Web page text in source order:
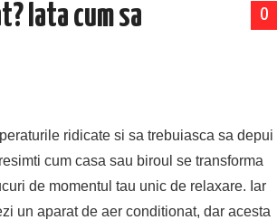
0
Iata cum sa
ridicate si sa trebuiasca sa depui
cum casa sau biroul se transforma
de momentul tau unic de relaxare. Iar
un aparat de aer conditionat, dar acesta